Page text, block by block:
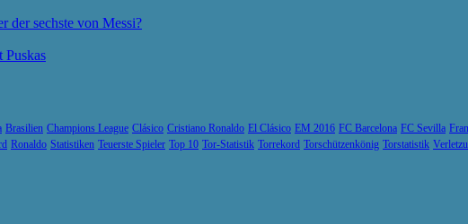
der sechste von Messi?
Puskas
Brasilien Champions League Clásico Cristiano Ronaldo El Clásico EM 2016 FC Barcelona FC Sevilla
Ronaldo Statistiken Teuerste Spieler Top 10 Tor-Statistik Torrekord Torschützenkönig Torstatistik